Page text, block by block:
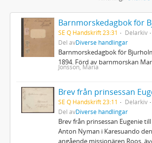
SE Q Handskrift 23:31 Delarkiv
Del avDiverse handlingar
Barnmorskedagbok för
1894. Förd av barnmorskan
Jonsson, Maria
SE Q Handskrift 23:11 Delarkiv
Del avDiverse handlingar
Brev från prinsessan Eugenie
Anton Nyman i Karesuando
angående missionären Roos.